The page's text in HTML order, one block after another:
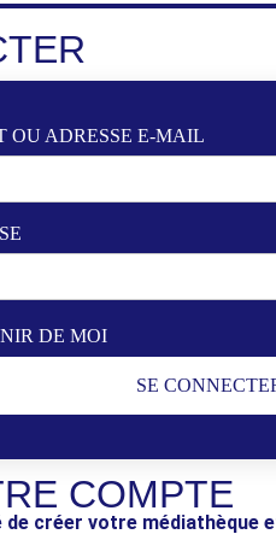
OU ADRESSE E-MAIL
DE MOI
SE
COMPTE
créer votre médiathèque